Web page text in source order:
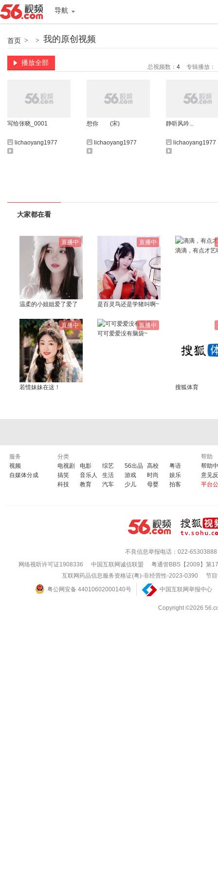
导航
首页 > > 我的原创视频
播放全部
总视频数： 4 专辑播放：
写给张晓_0001
lichaoyang1977
想你 (宋)
lichaoyang1977
静听风吟...
lichaoyang1977
大家都在看
直播中
温柔的小姐姐爱了爱了
直播中
是百灵鸟还是学猪叫啊~
滴滴，有点才艺
直播中
若惜妹妹在这！
直播中
可可爱爱没有脑袋~
搜狐体育
服务
视频
自媒体分成
分类
电视剧
电影 综艺 56出品 高校
粤语
搞笑
音乐人 生活 游戏 时尚
娱乐
科技
教育 汽车 少儿 母婴 拍客
帮助
帮助
意见
平台
不良信息举报电话：022-65303888
网络视听许可证1908336
中国互联网诚信联盟
粤通管BBS【2009】第
互联网药品信息服务资格证(粤)-非经营性-2023-0390
节
粤公网安备 44010602000140号
中国互联网举报中心
Copyright ©2026